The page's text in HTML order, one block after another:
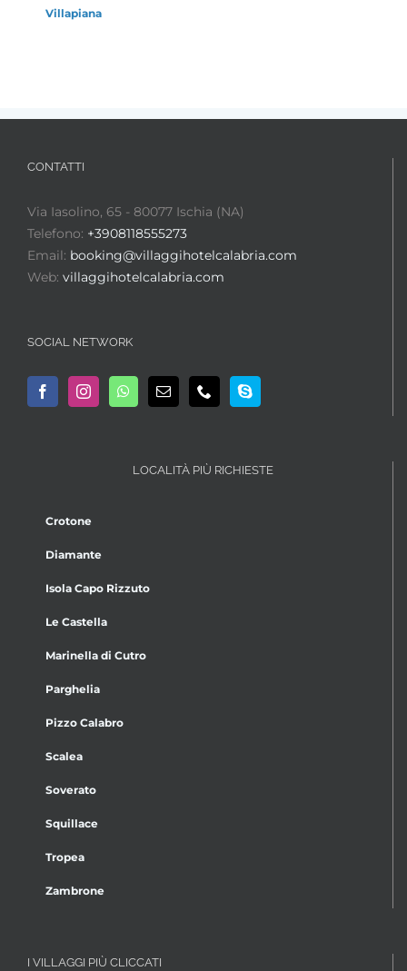
Villapiana
CONTATTI
Via Iasolino, 65 - 80077 Ischia (NA)
Telefono: +3908118555273
Email: booking@villaggihotelcalabria.com
Web: villaggihotelcalabria.com
SOCIAL NETWORK
LOCALITÀ PIÙ RICHIESTE
Crotone
Diamante
Isola Capo Rizzuto
Le Castella
Marinella di Cutro
Parghelia
Pizzo Calabro
Scalea
Soverato
Squillace
Tropea
Zambrone
I VILLAGGI PIÙ CLICCATI